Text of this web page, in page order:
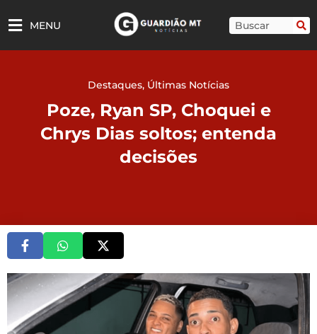
para
MENU Pesquisar
Destaques, Últimas Notícias
Poze, Ryan SP, Choquei e
Chrys Dias soltos; entenda
decisões